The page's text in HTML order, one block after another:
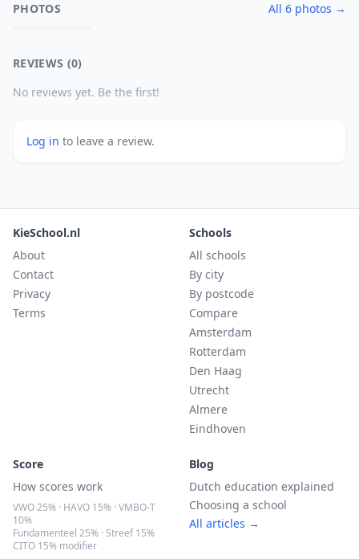
PHOTOS All 6 photos →
REVIEWS (0)
No reviews yet. Be the first!
Log in to leave a review.
KieSchool.nl
About
Contact
Privacy
Terms
Schools
All schools
By city
By postcode
Compare
Amsterdam
Rotterdam
Den Haag
Utrecht
Almere
Eindhoven
Score
How scores work
VWO 25% · HAVO 15% · VMBO-T
10%
Fundamenteel 25% · Streef 15%
CITO 15% modifier
Blog
Dutch education explained
Choosing a school
All articles →